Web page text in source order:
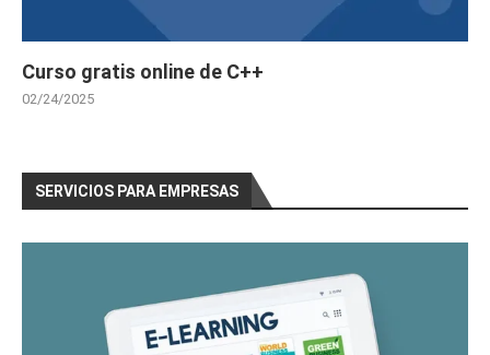
Curso gratis online de C++
02/24/2025
SERVICIOS PARA EMPRESAS